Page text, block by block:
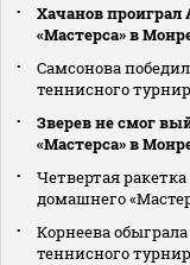
Хачанов проиграл
«Мастерса» в
Самсонова
теннисного
Зверев не смог
«Мастерса» в
Четвертая
домашнего
Корнеева
теннисного